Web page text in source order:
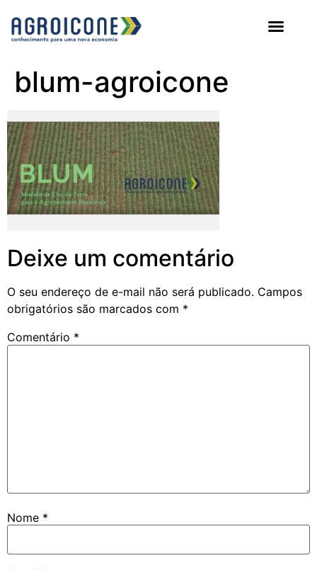
blum-agroicone
Deixe um comentário
O seu endereço de e-mail não será publicado. Campos
obrigatórios são marcados com *
Comentário *
Nome *